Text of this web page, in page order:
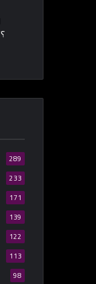
وتفيدك.. ولا تعلم الـ “AI”؟
289
233
171
139
122
113
98